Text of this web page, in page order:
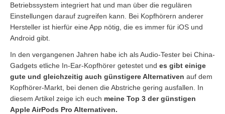
Betriebssystem integriert hat und man über die regulären
Einstellungen darauf zugreifen kann. Bei Kopfhörern anderer
Hersteller ist hierfür eine App nötig, die es immer für iOS und
Android gibt.
In den vergangenen Jahren habe ich als Audio-Tester bei China-
Gadgets etliche In-Ear-Kopfhörer getestet und es gibt einige
gute und gleichzeitig auch günstigere Alternativen auf dem
Kopfhörer-Markt, bei denen die Abstriche gering ausfallen. In
diesem Artikel zeige ich euch meine Top 3 der günstigen
Apple AirPods Pro Alternativen.